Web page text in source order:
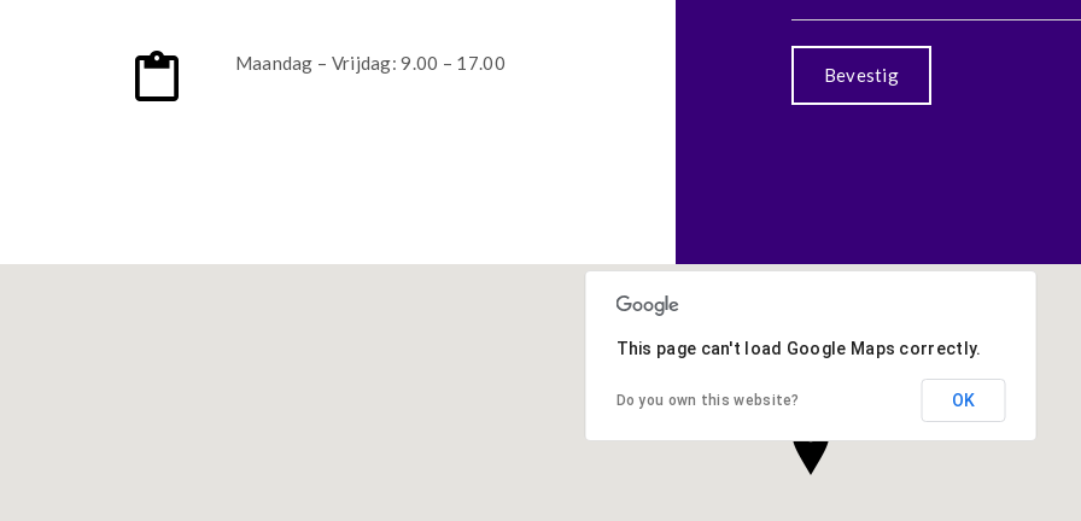
Maandag – Vrijdag: 9.00 – 17.00
This page can't load Google Maps correctly.
Do you own this website? OK